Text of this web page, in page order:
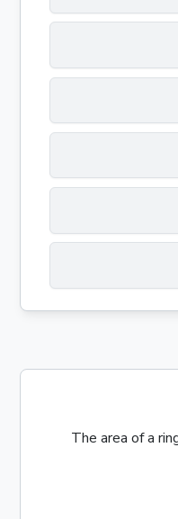
The area of a